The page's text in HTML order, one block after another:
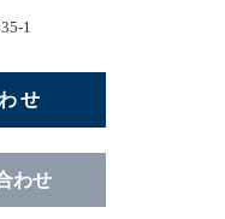
1
せ
わせ